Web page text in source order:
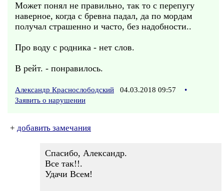
Может понял не правильно, так то с перепугу
наверное, когда с бревна падал, да по мордам
получал страшенно и часто, без надобности..
Про воду с родника - нет слов.
В рейт. - понравилось.
Александр Краснослободский 04.03.2018 09:57
•
Заявить о нарушении
+ добавить замечания
Спасибо, Александр.
Все так!!.
Удачи Всем!